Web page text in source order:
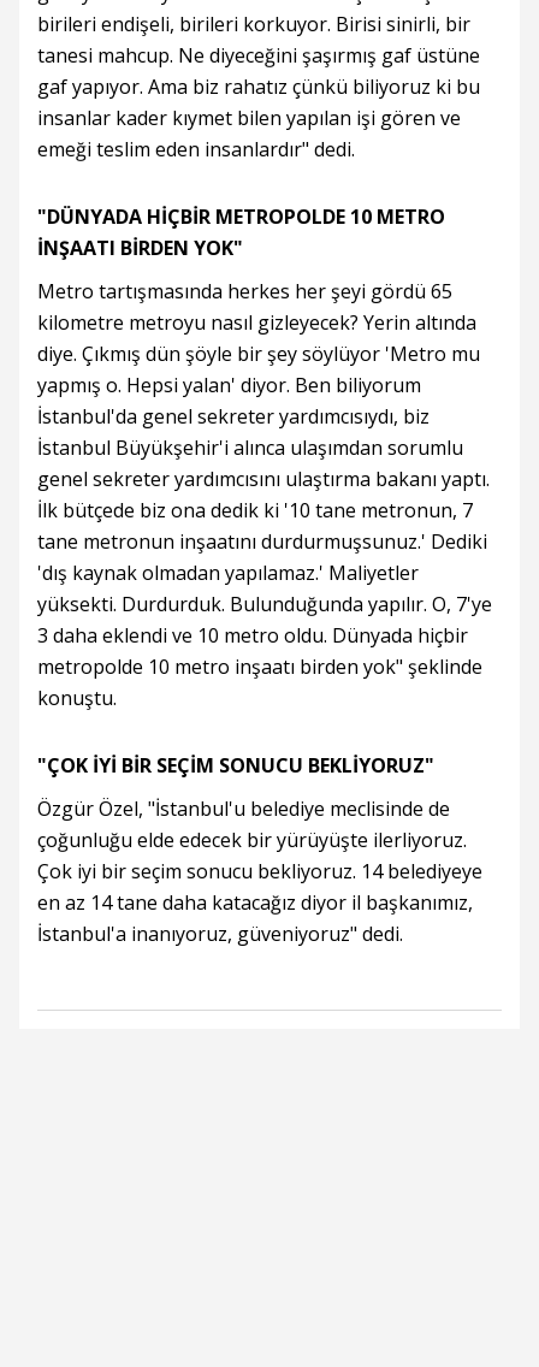
birileri endişeli, birileri korkuyor. Birisi sinirli, bir
tanesi mahcup. Ne diyeceğini şaşırmış gaf üstüne
gaf yapıyor. Ama biz rahatız çünkü biliyoruz ki bu
insanlar kader kıymet bilen yapılan işi gören ve
emeği teslim eden insanlardır" dedi.
"DÜNYADA HİÇBİR METROPOLDE 10 METRO
İNŞAATI BİRDEN YOK"
Metro tartışmasında herkes her şeyi gördü 65
kilometre metroyu nasıl gizleyecek? Yerin altında
diye. Çıkmış dün şöyle bir şey söylüyor 'Metro mu
yapmış o. Hepsi yalan' diyor. Ben biliyorum
İstanbul'da genel sekreter yardımcısıydı, biz
İstanbul Büyükşehir'i alınca ulaşımdan sorumlu
genel sekreter yardımcısını ulaştırma bakanı yaptı.
İlk bütçede biz ona dedik ki '10 tane metronun, 7
tane metronun inşaatını durdurmuşsunuz.' Dediki
'dış kaynak olmadan yapılamaz.' Maliyetler
yüksekti. Durdurduk. Bulunduğunda yapılır. O, 7'ye
3 daha eklendi ve 10 metro oldu. Dünyada hiçbir
metropolde 10 metro inşaatı birden yok" şeklinde
konuştu.
"ÇOK İYİ BİR SEÇİM SONUCU BEKLİYORUZ"
Özgür Özel, "İstanbul'u belediye meclisinde de
çoğunluğu elde edecek bir yürüyüşte ilerliyoruz.
Çok iyi bir seçim sonucu bekliyoruz. 14 belediyeye
en az 14 tane daha katacağız diyor il başkanımız,
İstanbul'a inanıyoruz, güveniyoruz" dedi.